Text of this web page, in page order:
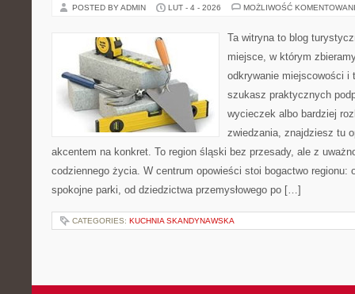
POSTED BY ADMIN LUT - 4 - 2026 MOŻLIWOŚĆ
Ta witryna to blog
miejsce, w którym
odkrywanie miejscowości i
szukasz praktycznych
wycieczek albo bardziej
zwiedzania, znajdziesz tu
akcentem na konkret. To region śląski bez przesady, ale z
codziennego życia. W centrum opowieści stoi bogactwo regionu:
spokojne parki, od dziedzictwa przemysłowego po […]
CATEGORIES: KUCHNIA SKANDYNAWSKA